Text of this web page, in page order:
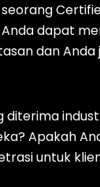
dapat
dan
Apakah
untuk